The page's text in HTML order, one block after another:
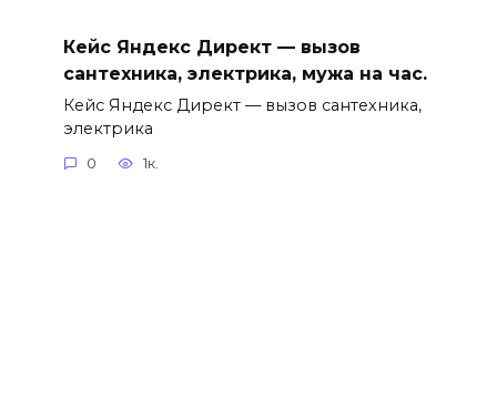
Кейс Яндекс Директ — вызов
сантехника, электрика, мужа на час.
Кейс Яндекс Директ — вызов сантехника,
электрика
0 1к.